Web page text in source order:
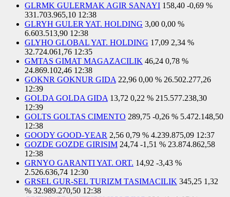
GLRMK GULERMAK AGIR SANAYI 158,40 -0,69 %
331.703.965,10 12:38
GLRYH GULER YAT. HOLDING 3,00 0,00 %
6.603.513,90 12:38
GLYHO GLOBAL YAT. HOLDING 17,09 2,34 %
32.724.061,76 12:35
GMTAS GIMAT MAGAZACILIK 46,24 0,78 %
24.869.102,46 12:38
GOKNR GOKNUR GIDA 22,96 0,00 % 26.502.277,26
12:39
GOLDA GOLDA GIDA 13,72 0,22 % 215.577.238,30
12:39
GOLTS GOLTAS CIMENTO 289,75 -0,26 % 5.472.148,50
12:38
GOODY GOOD-YEAR 2,56 0,79 % 4.239.875,09 12:37
GOZDE GOZDE GIRISIM 24,74 -1,51 % 23.874.862,58
12:38
GRNYO GARANTI YAT. ORT. 14,92 -3,43 %
2.526.636,74 12:30
GRSEL GUR-SEL TURIZM TASIMACILIK 345,25 1,32
% 32.989.270,50 12:38